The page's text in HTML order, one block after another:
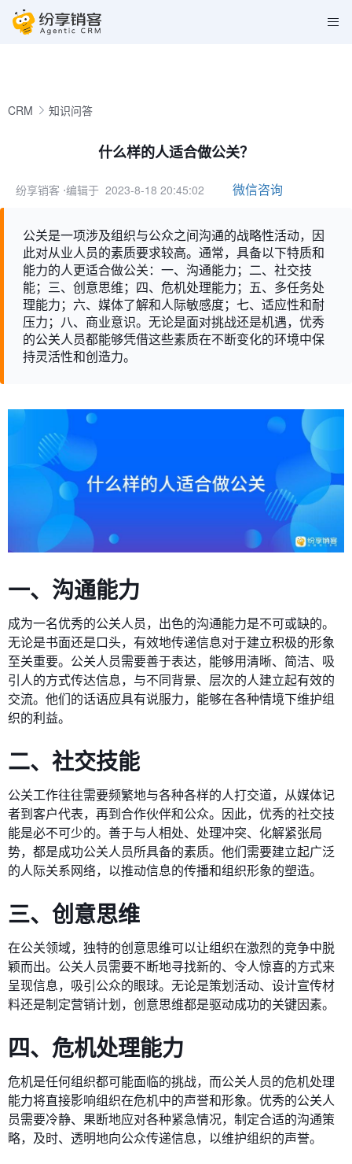
CRM 知识问答
什么样的人适合做公关？
纷享销客 ⋅编辑于 2023-8-18 20:45:02 微信咨询
公关是一项涉及组织与公众之间沟通的战略性活动，因
此对从业人员的素质要求较高。通常，具备以下特质和
能力的人更适合做公关：一、沟通能力；二、社交技
能；三、创意思维；四、危机处理能力；五、多任务处
理能力；六、媒体了解和人际敏感度；七、适应性和耐
压力；八、商业意识。无论是面对挑战还是机遇，优秀
的公关人员都能够凭借这些素质在不断变化的环境中保
持灵活性和创造力。
一、沟通能力
成为一名优秀的公关人员，出色的沟通能力是不可或缺的。
无论是书面还是口头，有效地传递信息对于建立积极的形象
至关重要。公关人员需要善于表达，能够用清晰、简洁、吸
引人的方式传达信息，与不同背景、层次的人建立起有效的
交流。他们的话语应具有说服力，能够在各种情境下维护组
织的利益。
二、社交技能
公关工作往往需要频繁地与各种各样的人打交道，从媒体记
者到客户代表，再到合作伙伴和公众。因此，优秀的社交技
能是必不可少的。善于与人相处、处理冲突、化解紧张局
势，都是成功公关人员所具备的素质。他们需要建立起广泛
的人际关系网络，以推动信息的传播和组织形象的塑造。
三、创意思维
在公关领域，独特的创意思维可以让组织在激烈的竞争中脱
颖而出。公关人员需要不断地寻找新的、令人惊喜的方式来
呈现信息，吸引公众的眼球。无论是策划活动、设计宣传材
料还是制定营销计划，创意思维都是驱动成功的关键因素。
四、危机处理能力
危机是任何组织都可能面临的挑战，而公关人员的危机处理
能力将直接影响组织在危机中的声誉和形象。优秀的公关人
员需要冷静、果断地应对各种紧急情况，制定合适的沟通策
略，及时、透明地向公众传递信息，以维护组织的声誉。